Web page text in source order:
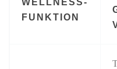
FUNKTION